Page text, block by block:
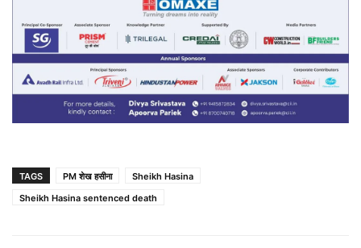
TAGS PM शेख हसीना
Sheikh Hasina
Sheikh Hasina sentenced death